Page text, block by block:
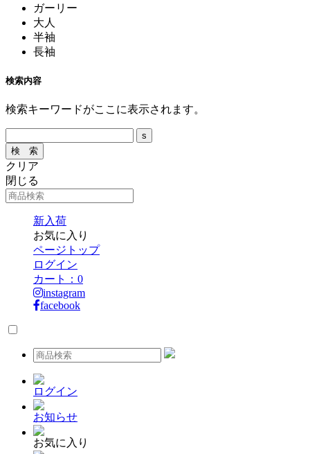
ガーリー
大人
半袖
長袖
検索内容
検索キーワードがここに表示されます。
クリア
閉じる
新入荷
お気に入り
ページトップ
ログイン
カート： 0
instagram
facebook
ログイン
お知らせ
お気に入り